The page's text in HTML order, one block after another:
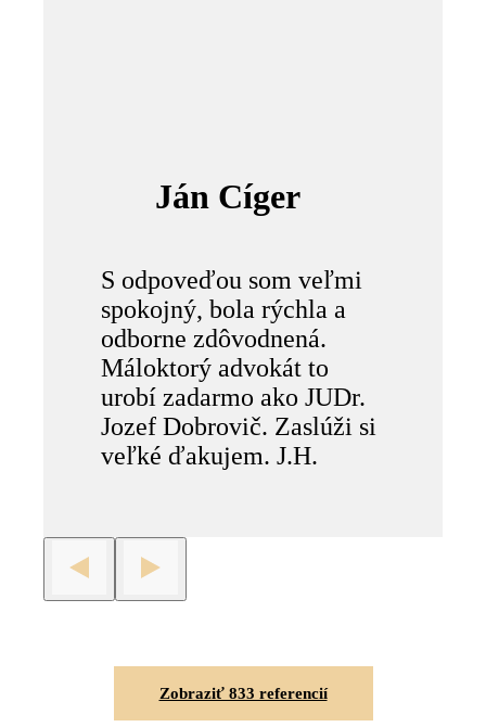
Ján Cíger
S odpoveďou som veľmi
spokojný, bola rýchla a
odborne zdôvodnená.
Máloktorý advokát to
urobí zadarmo ako JUDr.
Jozef Dobrovič. Zaslúži si
veľké ďakujem. J.H.
Zobraziť 833 referencií